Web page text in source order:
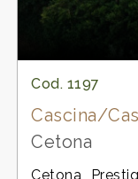
Cod. 1197
Cascina/
Cetona
Cetona 